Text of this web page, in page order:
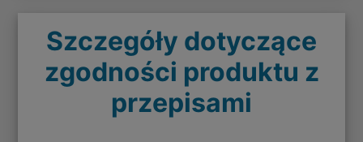
Szczegóły dotyczące
zgodności produktu z
przepisami